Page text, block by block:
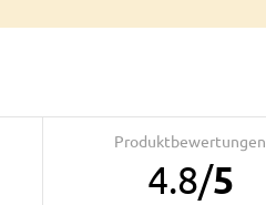
Produktbewertungen
4.8/5